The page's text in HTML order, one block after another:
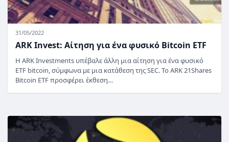
31/05/2022
ARK Invest: Αίτηση για ένα φυσικό Bitcoin ETF
Η ARK Investments υπέβαλε άλλη μια αίτηση για ένα φυσικό
ETF bitcoin, σύμφωνα με μια κατάθεση της SEC. Το ARK 21Shares
Bitcoin ETF προσφέρει έκθεση…